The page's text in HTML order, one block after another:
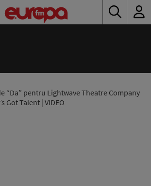
“Da” pentru Lightwave Theatre Company
Got Talent | VIDEO